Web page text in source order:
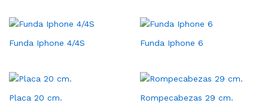
Funda Iphone 4/4S Funda Iphone 6
Placa 20 cm. Rompecabezas 29 cm.